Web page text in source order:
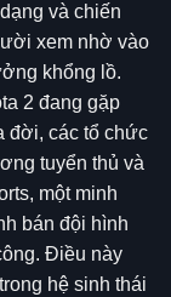
và chiến
xem nhờ vào
khổng lồ.
2 đang gặp
đời, các tổ chức
tuyển thủ và
một minh
bán đội hình
Điều này
hệ sinh thái